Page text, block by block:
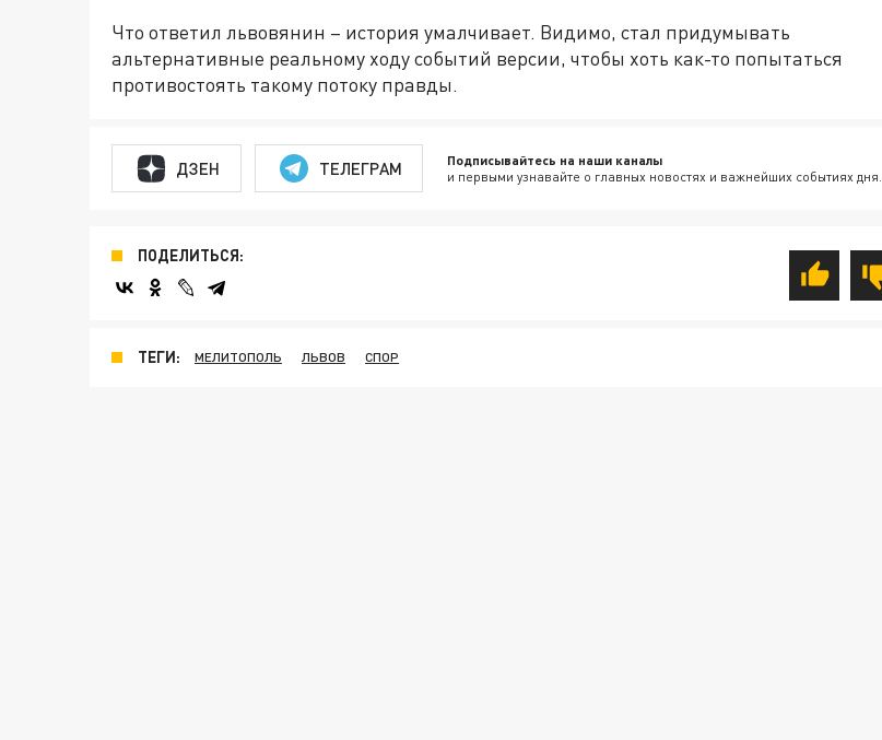
Что ответил львовянин – история умалчивает. Видимо, стал придумывать
альтернативные реальному ходу событий версии, чтобы хоть как-то попытаться
противостоять такому потоку правды.
ДЗЕН ТЕЛЕГРАМ Подписывайтесь на наши каналы
и первыми узнавайте о главных новостях и важнейших событиях дня.
ПОДЕЛИТЬСЯ:
ТЕГИ: МЕЛИТОПОЛЬ ЛЬВОВ СПОР